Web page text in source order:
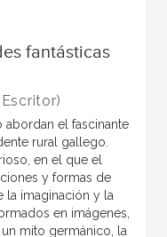
fantásticas
abordan el fascinante
rural gallego.
en el que el
y formas de
la imaginación y la
en imágenes,
mito germánico, la